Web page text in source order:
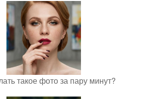
такое фото за пару минут?